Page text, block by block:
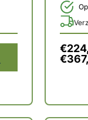
€
€